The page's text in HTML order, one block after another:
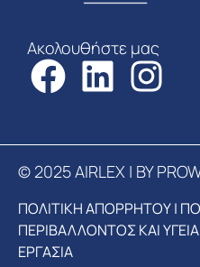
Ακολουθήστε μας
© 2025 AIRLEX | BY
ΠΟΛΙΤΙΚΗ ΑΠΟΡΡΗΤΟΥ|
ΠΕΡΙΒΑΛΛΟΝΤΟΣ ΚΑΙ
ΕΡΓΑΣΙΑ